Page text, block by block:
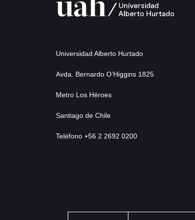
Universidad Alberto Hurtado
Avda. Bernardo O’Higgins 1825
Metro Los Héroes
Santiago de Chile
Teléfono +56 2 2692 0200